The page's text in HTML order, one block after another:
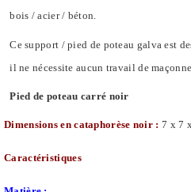
bois / acier / béton.
Ce support / pied de poteau galva est
il ne nécessite aucun travail de
Pied de poteau carré noir
Dimensions en cataphorèse noir : 7 x 7
Caractéristiques